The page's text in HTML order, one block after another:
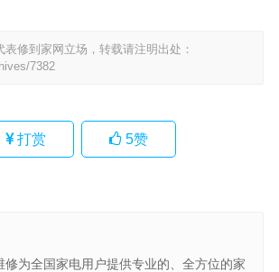
修到家网立场，转载请注明出处：
7382
打赏 5赞
修为全国家电用户提供专业的、全方位的家